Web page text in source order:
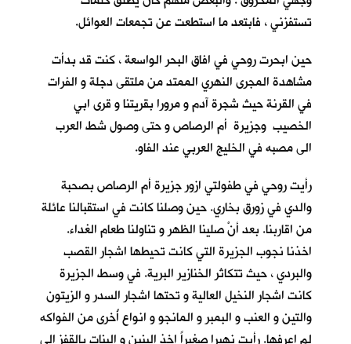
تستفزني ، فابتعد ما استطعت عن تجمعات العوائل.
حين ابحرت روحي في افاق البحر الواسعة ، كنت قد بدأت
مشاهدة المجرى النهري الممتد من ملتقى دجلة و الفرات
في القرنة حيث شجرة آدم و مرورا بقريتنا و قرى ابي
الخصيب وجزيرة أم الرصاص و حتى وصول شط العرب
الى مصبه في الخليج العربي عند الفاو.
رأيت روحي في طفولتي ازور جزيرة أم الرصاص بصحبة
والدي في زورق بخاري. حين وصلنا كانت في استقبالنا عائلة
من اقاربنا. بعد أنْصلينا الظهر و تناولنا طعام الغداء.
اخذنا نجوب الجزيرة التي كانت تحيطها اشجار القصب
والبردي ، حيث تتكاثر الخنازير البرية. في وسط الجزيرة
كانت اشجار النخيل العالية و تحتها اشجار السدر و الزيتون
والتين و العنب و البمبر و المانجو و انواع أُخرى من الفواكه